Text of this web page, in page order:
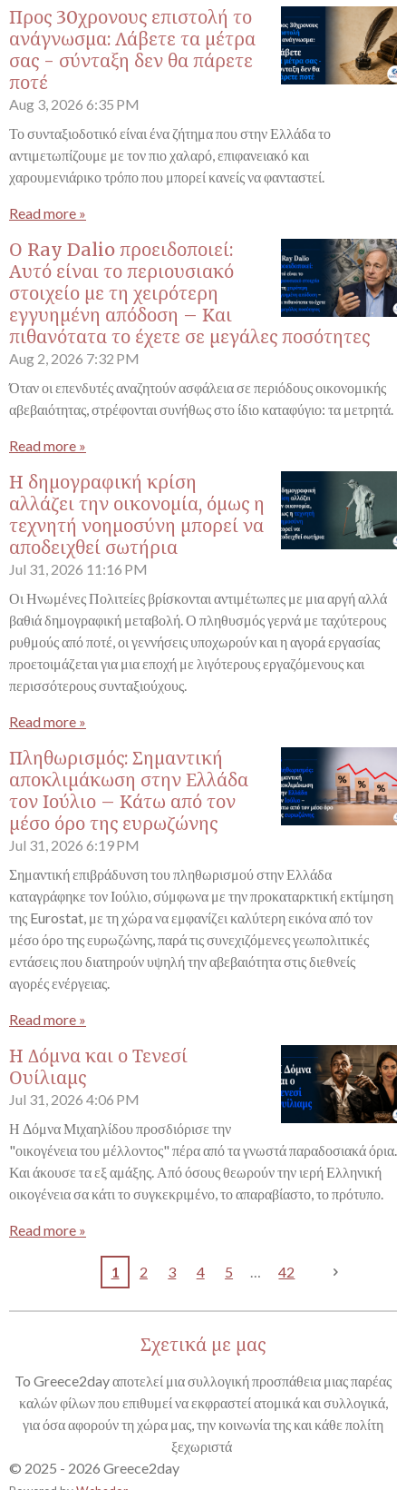
Προς 30χρονους επιστολή το
ανάγνωσμα: Λάβετε τα μέτρα
σας - σύνταξη δεν θα πάρετε
ποτέ
Aug 3, 2026 6:35 PM
Το συνταξιοδοτικό είναι ένα ζήτημα που στην Ελλάδα το
αντιμετωπίζουμε με τον πιο χαλαρό, επιφανειακό και
χαρουμενιάρικο τρόπο που μπορεί κανείς να φανταστεί.
Read more »
Ο Ray Dalio προειδοποιεί:
Αυτό είναι το περιουσιακό
στοιχείο με τη χειρότερη
εγγυημένη απόδοση – Και
πιθανότατα το έχετε σε μεγάλες ποσότητες
Aug 2, 2026 7:32 PM
Όταν οι επενδυτές αναζητούν ασφάλεια σε περιόδους οικονομικής
αβεβαιότητας, στρέφονται συνήθως στο ίδιο καταφύγιο: τα μετρητά.
Read more »
Η δημογραφική κρίση
αλλάζει την οικονομία, όμως η
τεχνητή νοημοσύνη μπορεί να
αποδειχθεί σωτήρια
Jul 31, 2026 11:16 PM
Οι Ηνωμένες Πολιτείες βρίσκονται αντιμέτωπες με μια αργή αλλά
βαθιά δημογραφική μεταβολή. Ο πληθυσμός γερνά με ταχύτερους
ρυθμούς από ποτέ, οι γεννήσεις υποχωρούν και η αγορά εργασίας
προετοιμάζεται για μια εποχή με λιγότερους εργαζόμενους και
περισσότερους συνταξιούχους.
Read more »
Πληθωρισμός: Σημαντική
αποκλιμάκωση στην Ελλάδα
τον Ιούλιο – Κάτω από τον
μέσο όρο της ευρωζώνης
Jul 31, 2026 6:19 PM
Σημαντική επιβράδυνση του πληθωρισμού στην Ελλάδα
καταγράφηκε τον Ιούλιο, σύμφωνα με την προκαταρκτική εκτίμηση
της Eurostat, με τη χώρα να εμφανίζει καλύτερη εικόνα από τον
μέσο όρο της ευρωζώνης, παρά τις συνεχιζόμενες γεωπολιτικές
εντάσεις που διατηρούν υψηλή την αβεβαιότητα στις διεθνείς
αγορές ενέργειας.
Read more »
Η Δόμνα και ο Τενεσί
Ουίλιαμς
Jul 31, 2026 4:06 PM
Η Δόμνα Μιχαηλίδου προσδιόρισε την
"οικογένεια του μέλλοντος" πέρα από τα γνωστά παραδοσιακά όρια.
Και άκουσε τα εξ αμάξης. Από όσους θεωρούν την ιερή Ελληνική
οικογένεια σα κάτι το συγκεκριμένο, το απαραβίαστο, το πρότυπο.
Read more »
1 2 3 4 5 42
Σχετικά με μας
To Greece2day αποτελεί μια συλλογική προσπάθεια μιας παρέας
καλών φίλων που επιθυμεί να εκφραστεί ατομικά και συλλογικά,
για όσα αφορούν τη χώρα μας, την κοινωνία της και κάθε πολίτη
ξεχωριστά
© 2025 - 2026 Greece2day